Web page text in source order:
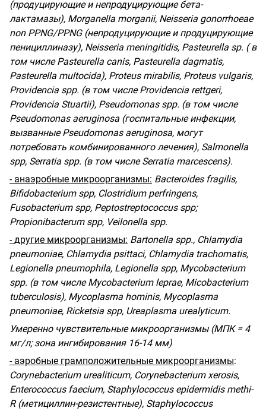
(продуцирующие и непродуцирующие бета-
лактамазы), Morganella morganii, Neisseria gonorrhoeae
non PPNG/PPNG (непродуцирующие и продуцирующие
пенициллиназу), Neisseria meningitidis, Pasteurella sp. (в
том числеPasteurella canis, Pasteurella dagmatis,
Pasteurella multocida), Proteus mirabilis, Proteus vulgaris,
Providencia spp. (в том числеProvidencia rettgeri,
Providencia Stuartii), Pseudomonas spp. (в том числе
Pseudomonas aeruginosa (госпитальные инфекции,
вызванныеPseudomonas aeruginosa, могут
потребовать комбинированного лечения), Salmonella
spp, Serratia spp. (в том числеSerratia marcescens).
- анаэробные микроорганизмы: Bacteroides fragilis,
Bifidobacterium spp, Clostridium perfringens,
Fusobacterium spp, Peptostreptococcus spp;
Propionibacterum spp, Veilonella spp.
-другие микроорганизмы: Bartonella spp., Chlamydia
pneumoniae, Chlamydia psittaci, Chlamydia trachomatis,
Legionella pneumophila, Legionella spp, Mycobacterium
spp. (в том числеMycobacterium leprae, Micobacterium
tuberculosis), Mycoplasma hominis, Mycoplasma
pneumoniae, Ricketsia spp, Ureaplasma urealyticum.
Умеренно чувствительные микроорганизмы (МПК = 4
мг/л; зона ингибирования 16-14 мм)
- аэробные грамположительные микроорганизмы:
Corynebacterium urealiticum, Corynebacterium xerosis,
Enterococcus faecium, Staphylococcus epidermidis methi-
R(метициллин-резистентные), Staphylococcus